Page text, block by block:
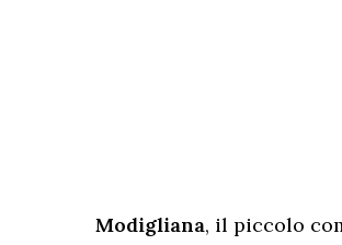
Modigliana, il piccolo